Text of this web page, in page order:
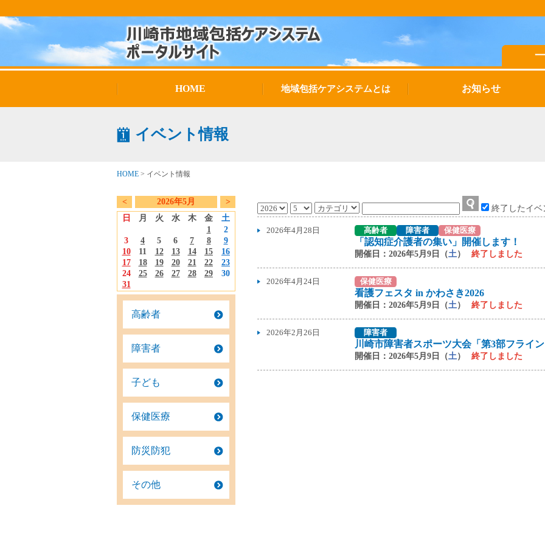
HOME 地域包括ケアシステムとは お知らせ
イベント情報
HOME > イベント情報
< 2026年5月
>
日
月 火 水 木 金
土
1
2
3
4 5 6 7 8
9
10
11 12 13 14 15
16
17
18 19 20 21 22
23
24
25 26 27 28 29
30
31
高齢者
障害者
子ども
保健医療
防災防犯
その他
終了したイベ
2026年4月28日 高齢者 障害者 保健医療
「認知症介護者の集い」開催します！
開催日：2026年5月9日（土） 終了しました
2026年4月24日 保健医療
看護フェスタ in かわさき2026
開催日：2026年5月9日（土） 終了しました
2026年2月26日 障害者
開催日：2026年5月9日（土） 終了しました